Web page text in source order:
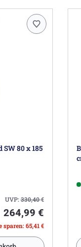
80 x 185
UVP:330,40€
264,99 €
sparen: 65,41 €